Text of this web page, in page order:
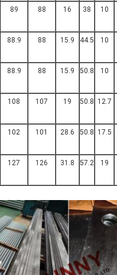
89 88 16 38 10
88.9 88 15.9 44.5 10
88.9 88 15.9 50.8 10
108 107 19 50.8 12.7
102 101 28.6 50.8 17.5
127 126 31.8 57.2 19